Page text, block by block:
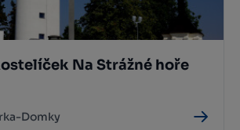
Na Strážné hoře
Domky